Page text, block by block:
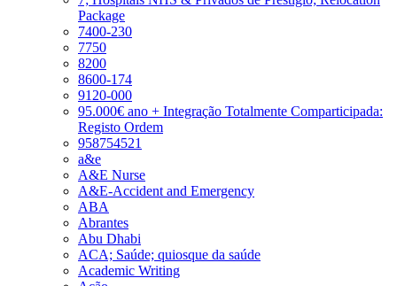
Package
7400-230
7750
8200
8600-174
9120-000
95.000€ ano + Integração Totalmente Comparticipada:
Registo Ordem
958754521
a&e
A&E Nurse
A&E-Accident and Emergency
ABA
Abrantes
Abu Dhabi
ACA; Saúde; quiosque da saúde
Academic Writing